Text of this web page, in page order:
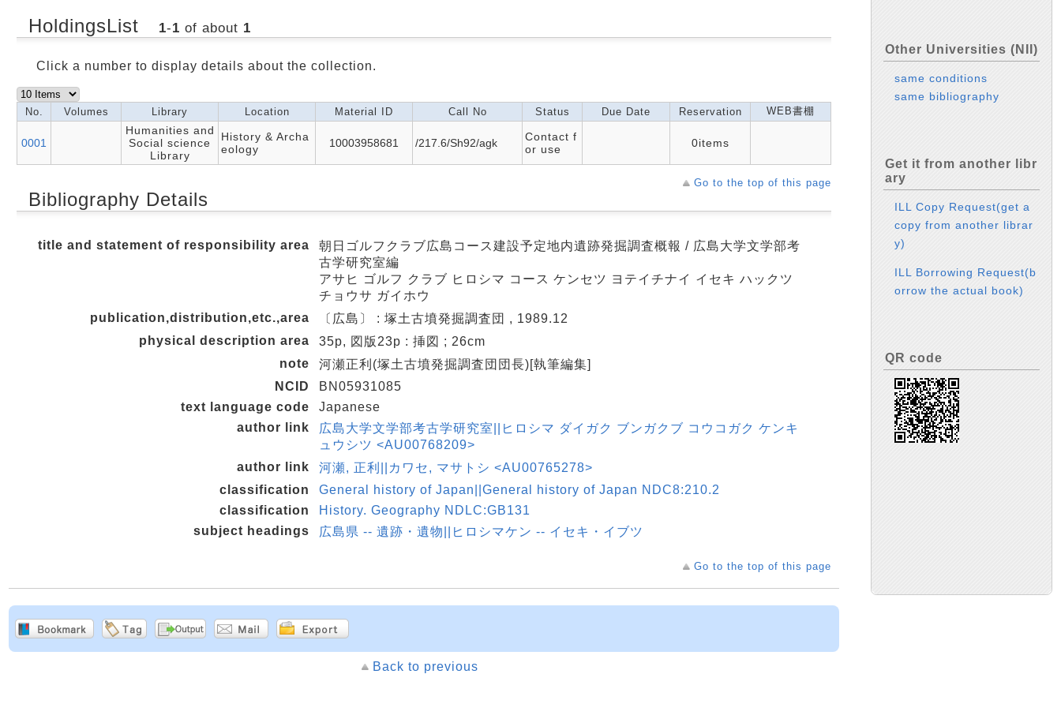
HoldingsList 1-1 of about 1
Click a number to display details about the collection.
No. Volumes Library Location Material ID Call No Status Due Date Reservation WEB書棚
0001
Humanities and
Social science
Library
History & Archa
eology
10003958681 /217.6/Sh92/agk
Contact f
or use
0items
Go to the top of this page
Bibliography Details
title and statement of responsibility area
朝日ゴルフクラブ広島コース建設予定地内遺跡発掘調査概報 / 広島大学文学部考
古学研究室編
アサヒ ゴルフ クラブ ヒロシマ コース ケンセツ ヨテイチナイ イセキ ハックツ
チョウサ ガイホウ
publication,distribution,etc.,area
〔広島〕 : 塚土古墳発掘調査団 , 1989.12
physical description area
35p, 図版23p : 挿図 ; 26cm
note
河瀬正利(塚土古墳発掘調査団団長)[執筆編集]
NCID
BN05931085
text language code
Japanese
author link
広島大学文学部考古学研究室||ヒロシマ ダイガク ブンガクブ コウコガク ケンキ
ュウシツ <AU00768209>
author link
河瀬, 正利||カワセ, マサトシ <AU00765278>
classification
General history of Japan||General history of Japan NDC8:210.2
classification
History. Geography NDLC:GB131
subject headings
広島県 -- 遺跡・遺物||ヒロシマケン -- イセキ・イブツ
Go to the top of this page
Back to previous
Other Universities (NII)
same conditions
same bibliography
Get it from another libr
ary
ILL Copy Request(get a
copy from another librar
y)
ILL Borrowing Request(b
orrow the actual book)
QR code